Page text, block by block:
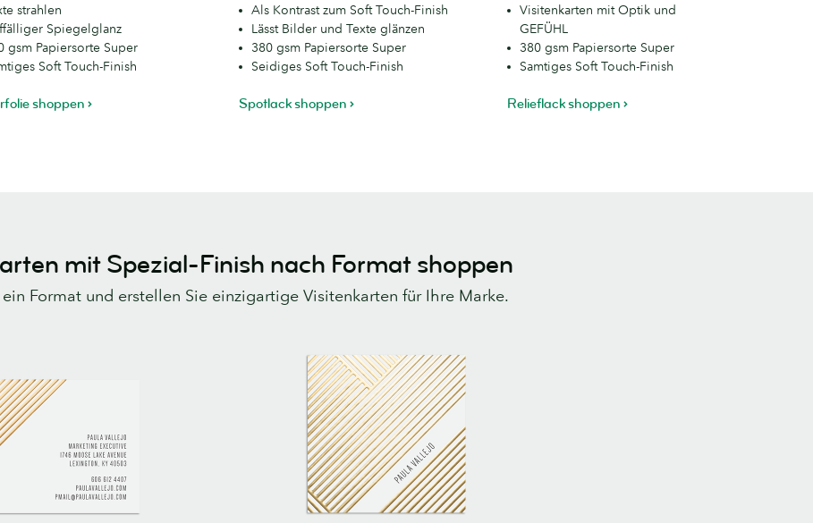
strahlen
Spiegelglanz
gsm Papiersorte Super
Soft Touch-Finish
shoppen
Als Kontrast zum Soft Touch-Finish
Lässt Bilder und Texte glänzen
380 gsm Papiersorte Super
Seidiges Soft Touch-Finish
Spotlack shoppen
Visitenkarten mit Optik und
GEFÜHL
380 gsm Papiersorte Super
Samtiges Soft Touch-Finish
Relieflack shoppen
mit Spezial-Finish nach Format shoppen
Format und erstellen Sie einzigartige Visitenkarten für Ihre Marke.